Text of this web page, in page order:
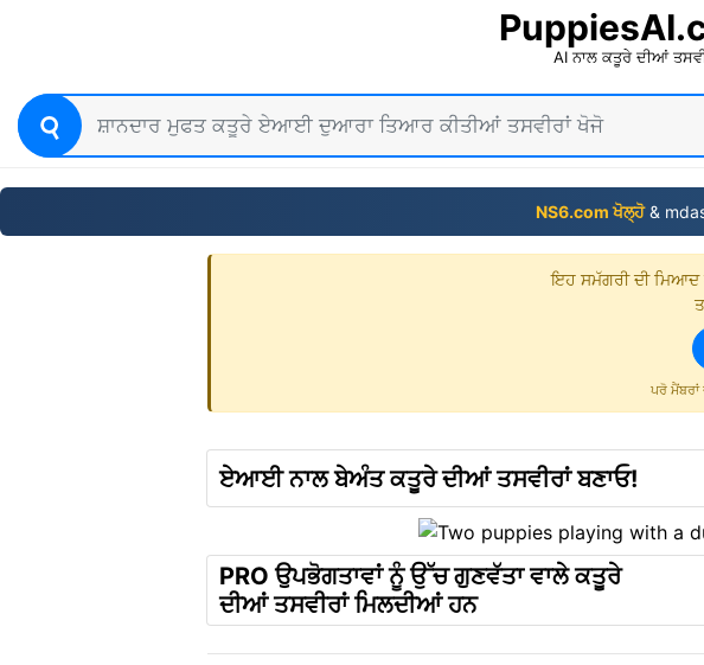
AI ਨਾਲ ਕਤੂਰੇ ਦੀਆਂ
NS6.com ਖੋਲ੍ਹੋ&
ਇਹ ਸਮੱਗਰੀ ਦੀ
ਪਰੋ ਮੈਂਬਰਾਂ
ਏਆਈ ਨਾਲ ਬੇਅੰਤ ਕਤੂਰੇ ਦੀਆਂ ਤਸਵੀਰਾਂ ਬਣਾਓ!
PRO ਉਪਭੋਗਤਾਵਾਂ ਨੂੰ ਉੱਚ ਗੁਣਵੱਤਾ ਵਾਲੇ ਕਤੂਰੇ
ਦੀਆਂ ਤਸਵੀਰਾਂ ਮਿਲਦੀਆਂ ਹਨ